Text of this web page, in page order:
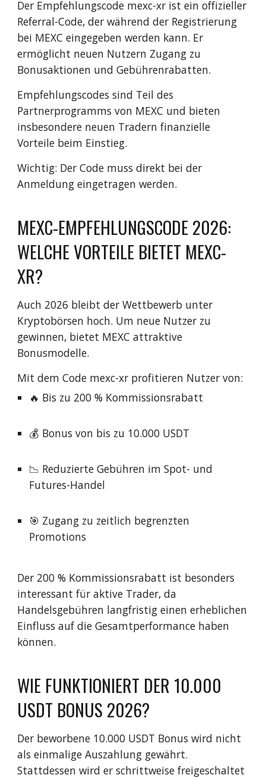
Der Empfehlungscode mexc-xr ist ein offizieller
Referral-Code, der während der Registrierung
bei MEXC eingegeben werden kann. Er
ermöglicht neuen Nutzern Zugang zu
Bonusaktionen und Gebührenrabatten.
Empfehlungscodes sind Teil des
Partnerprogramms von MEXC und bieten
insbesondere neuen Tradern finanzielle
Vorteile beim Einstieg.
Wichtig: Der Code muss direkt bei der
Anmeldung eingetragen werden.
MEXC-EMPFEHLUNGSCODE 2026:
WELCHE VORTEILE BIETET MEXC-
XR?
Auch 2026 bleibt der Wettbewerb unter
Kryptobörsen hoch. Um neue Nutzer zu
gewinnen, bietet MEXC attraktive
Bonusmodelle.
Mit dem Code mexc-xr profitieren Nutzer von:
🔥 Bis zu 200 % Kommissionsrabatt
💰 Bonus von bis zu 10.000 USDT
📉 Reduzierte Gebühren im Spot- und
Futures-Handel
🎯 Zugang zu zeitlich begrenzten
Promotions
Der 200 % Kommissionsrabatt ist besonders
interessant für aktive Trader, da
Handelsgebühren langfristig einen erheblichen
Einfluss auf die Gesamtperformance haben
können.
WIE FUNKTIONIERT DER 10.000
USDT BONUS 2026?
Der beworbene 10.000 USDT Bonus wird nicht
als einmalige Auszahlung gewährt.
Stattdessen wird er schrittweise freigeschaltet